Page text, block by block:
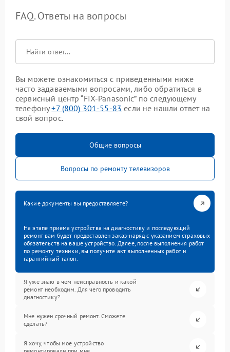
FAQ. Ответы на вопросы
Вы можете ознакомиться с приведенными ниже
часто задаваемыми вопросами, либо обратиться в
сервисный центр “FIX-Panasonic” по следующему
телефону+7 (800) 301-55-83 если не нашли ответ на
свой вопрос.
Общие вопросы
Вопросы по ремонту телевизоров
Какие документы вы предоставляете?
На этапе приема устройства на диагностику и последующий
ремонт вам будет предоставлен заказ-наряд с указанием страховых
обязательств на ваше устройство. Далее, после выполнения работ
по ремонту техники, вы получите акт выполненных работ и
гарантийный талон.
Я уже знаю в чем неисправность и какой
ремонт необходим. Для чего проводить
диагностику?
Мне нужен срочный ремонт. Сможете
сделать?
Я хочу, чтобы мое устройство
ремонтировали при мне.